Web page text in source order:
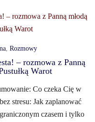
, Rozmowy
– rozmowa z Panną
Warot
Co czeka Cię w
stresu: Jak zaplanować
czasem i tylko